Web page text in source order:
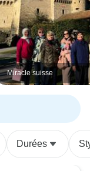
Miracle suisse
Durées